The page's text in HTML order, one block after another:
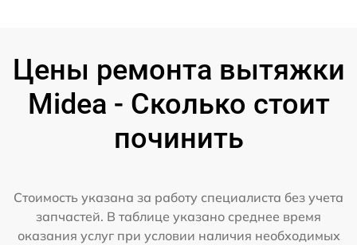
Цены ремонта вытяжки
Midea - Сколько стоит
починить
Стоимость указана за работу специалиста без учета
запчастей. В таблице указано среднее время
оказания услуг при условии наличия необходимых